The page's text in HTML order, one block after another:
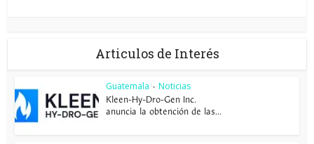
Articulos de Interés
Guatemala • Noticias
Kleen-Hy-Dro-Gen Inc.
anuncia la obtención de las...